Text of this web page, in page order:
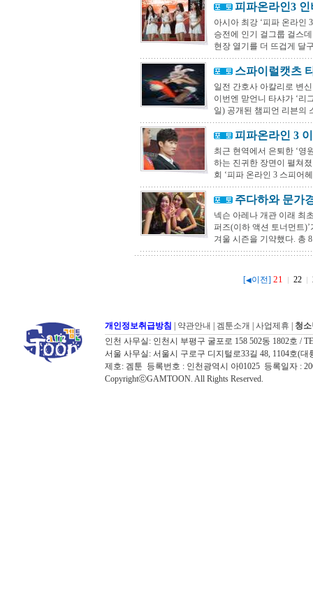
피파온라인3
아시아 최강 ‘피파 온라인
승전에 인기 걸그룹 걸스
현장 열기를 더 뜨겁게 달
스파이럴캣츠
일전 간호사 아칼리로 변
이번엔 맏언니 타샤가 ‘리
일) 공개된 챔피언 리븐의
피파온라인 3
최근 현역에서 은퇴한 ‘영
하는 진귀한 장면이 펼쳐
회 ‘피파 온라인 3 스피어
주다하와 문가
넥슨 아레나 개관 이래 최
퍼즈(이하 액션 토너먼트
겨울 시즌을 기약했다. 총
[◀이전] 21 22
개인정보취급방침 약관안내 겜툰소개 사업제휴
청
인천 사무실: 인천시 부평구 굴포로 158 502동 1802호 /
서울 사무실: 서울시 구로구 디지털로33길 48, 1104호(대
제호: 겜툰 등록번호 : 인천광역시 아01025 등록일자 :
CopyrightⓒGAMTOON. All Rights Reserved.